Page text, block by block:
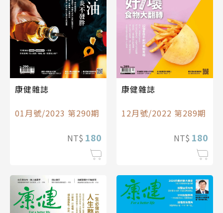
康健雜誌
01月號/2023 第290期
NT$ 180
康健雜誌
12月號/2022 第289期
NT$ 180